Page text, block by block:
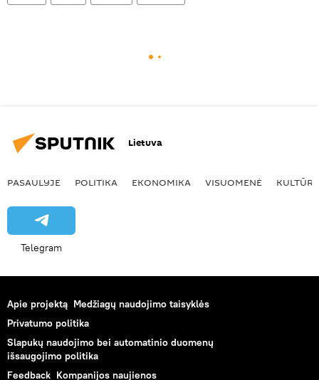
Lietuva
PASAULYJE POLITIKA EKONOMIKA VISUOMENĖ KULTŪRA
Telegram
Apie projektą Medžiagų naudojimo taisyklės
Privatumo politika
Slapukų naudojimo bei automatinio duomenų
išsaugojimo politika
Feedback Kompanijos naujienos